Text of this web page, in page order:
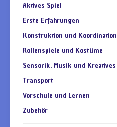
Aktives Spiel
Erste Erfahrungen
Konstruktion und Koordination
Rollenspiele und Kostüme
Sensorik, Musik und Kreatives
Transport
Vorschule und Lernen
Zubehör